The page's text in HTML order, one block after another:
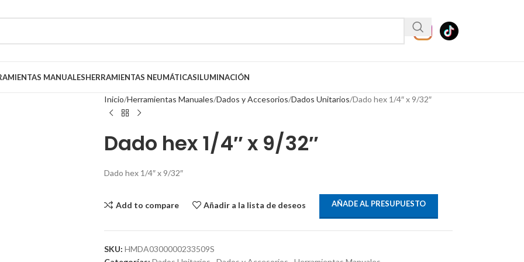
MANUALESHERRAMIENTAS NEUMÁTICASILUMINACIÓN
Inicio Herramientas Manuales Dados y Accesorios Dados Unitarios Dado hex 1/4″ x 9/32″
Dado hex 1/4″ x 9/32″
Dado hex 1/4″ x 9/32″
Add to compare Añadir a la lista de deseos AÑADE AL PRESUPUESTO
SKU: HMDA0300000233509S